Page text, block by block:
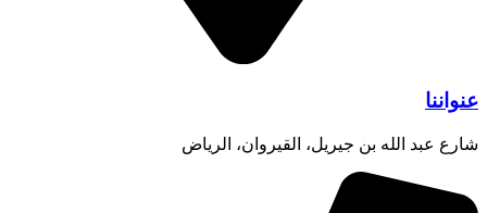
عنواننا
شارع عبد الله بن جيريل، القيروان، الرياض